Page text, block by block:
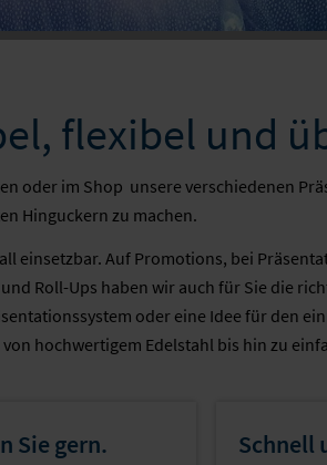
flexibel und
oder im Shop  unsere verschiedenen
Hinguckern zu machen.
einsetzbar. Auf Promotions, bei
Roll-Ups haben wir auch für Sie die
oder eine Idee für den
hochwertigem Edelstahl bis hin zu
Sie gern. Schnell